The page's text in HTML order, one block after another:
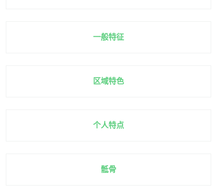
一般特征
区域特色
个人特点
骶骨